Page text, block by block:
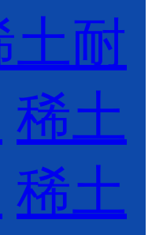
土耐
稀土
稀土